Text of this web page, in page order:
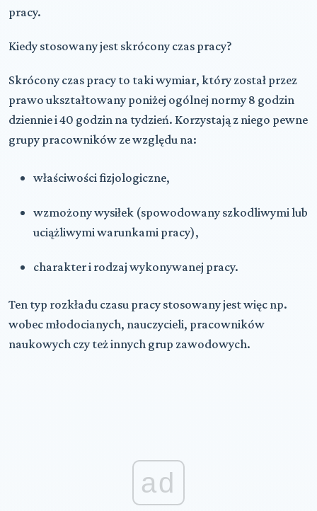
pracy.
Kiedy stosowany jest skrócony czas pracy?
Skrócony czas pracy to taki wymiar, który został przez
prawo ukształtowany poniżej ogólnej normy 8 godzin
dziennie i 40 godzin na tydzień. Korzystają z niego pewne
grupy pracowników ze względu na:
właściwości fizjologiczne,
wzmożony wysiłek (spowodowany szkodliwymi lub
uciążliwymi warunkami pracy),
charakter i rodzaj wykonywanej pracy.
Ten typ rozkładu czasu pracy stosowany jest więc np.
wobec młodocianych, nauczycieli, pracowników
naukowych czy też innych grup zawodowych.
ad